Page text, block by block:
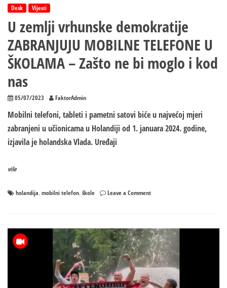
Desk Vijesti
U zemlji vrhunske demokratije
ZABRANJUJU MOBILNE TELEFONE U
ŠKOLAMA – Zašto ne bi moglo i kod
nas
05/07/2023 FaktorAdmin
Mobilni telefoni, tableti i pametni satovi biće u najvećoj mjeri
zabranjeni u učionicama u Holandiji od 1. januara 2024. godine,
izjavila je holandska Vlada. Uređaji
više
holandija mobilni telefon škole Leave a Commenton
demokratije
ZABRANJUJU
MOBILNE
TELEFONE
ŠKOLAMA